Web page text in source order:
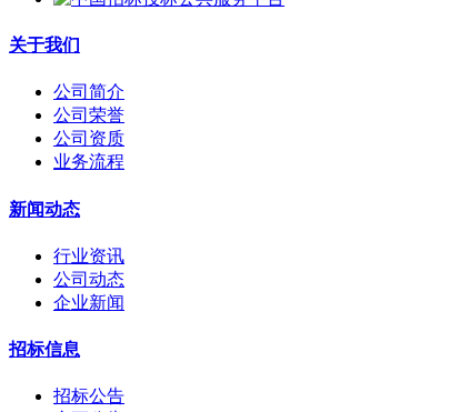
关于我们
公司简介
公司荣誉
公司资质
业务流程
新闻动态
行业资讯
公司动态
企业新闻
招标信息
招标公告